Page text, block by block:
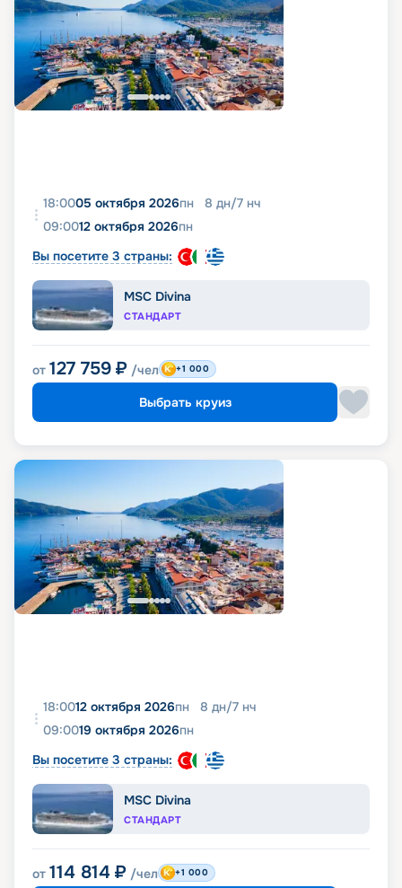
18:0005 октября 2026пн 8 дн/7 нч
09:0012 октября 2026пн
Вы посетите 3 страны:
MSC Divina
СТАНДАРТ
от 127 759 ₽ /чел +1 000
Выбрать круиз
18:0012 октября 2026пн 8 дн/7 нч
09:0019 октября 2026пн
Вы посетите 3 страны:
MSC Divina
СТАНДАРТ
от 114 814 ₽ /чел +1 000